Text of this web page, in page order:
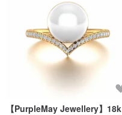
【PurpleMay Jewellery】18k